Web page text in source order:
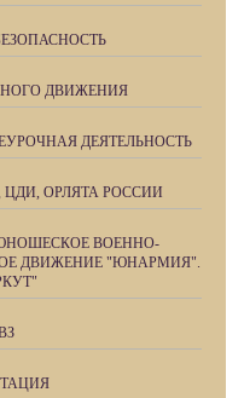
ДВИЖЕНИЯ
ДЕЯТЕЛЬНОСТЬ
ОРЛЯТА РОССИИ
ВОЕННО-
ДВИЖЕНИЕ "ЮНАРМИЯ".